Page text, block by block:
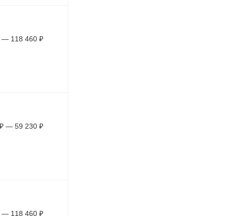
— 118 460 ₽
₽ — 59 230 ₽
— 118 460 ₽